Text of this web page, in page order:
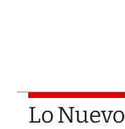
Lo Nuevo